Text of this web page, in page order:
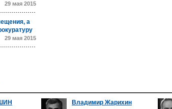
29 мая 2015
а
29 мая 2015
Владимир Жарихин